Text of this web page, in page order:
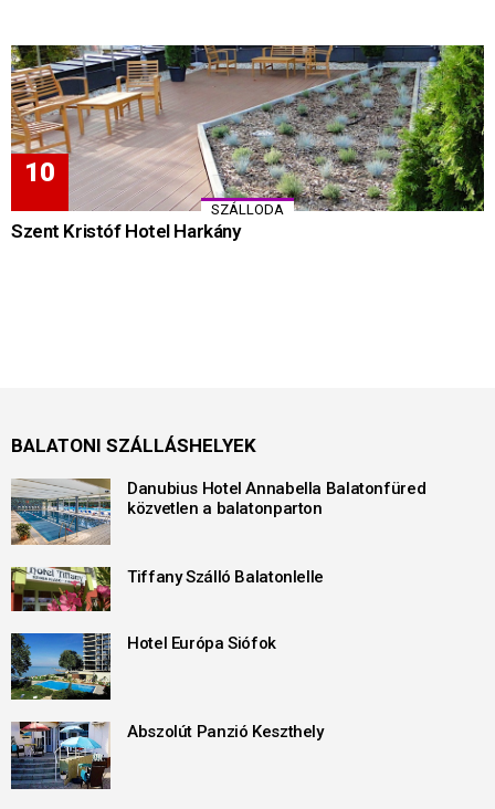
SZÁLLODA
Szent Kristóf Hotel Harkány
BALATONI SZÁLLÁSHELYEK
Danubius Hotel Annabella Balatonfüred
közvetlen a balatonparton
Tiffany Szálló Balatonlelle
Hotel Európa Siófok
Abszolút Panzió Keszthely